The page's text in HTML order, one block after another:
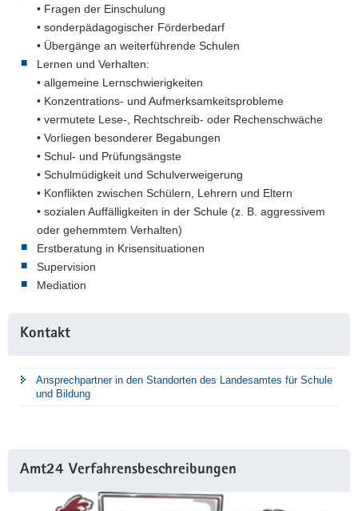
• Fragen der Einschulung
• sonderpädagogischer Förderbedarf
• Übergänge an weiterführende Schulen
Lernen und Verhalten:
• allgemeine Lernschwierigkeiten
• Konzentrations- und Aufmerksamkeitsprobleme
• vermutete Lese-, Rechtschreib- oder Rechenschwäche
• Vorliegen besonderer Begabungen
• Schul- und Prüfungsängste
• Schulmüdigkeit und Schulverweigerung
• Konflikten zwischen Schülern, Lehrern und Eltern
• sozialen Auffälligkeiten in der Schule (z. B. aggressivem
oder gehemmtem Verhalten)
Erstberatung in Krisensituationen
Supervision
Mediation
Information
Kontakt
Ansprechpartner in den Standorten des Landesamtes für Schule
und Bildung
Amt24 Verfahrensbeschreibungen